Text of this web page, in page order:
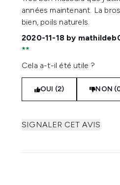
années maintenant. La
bien, poils naturels.
2020-11-18 by
Cela a-t-il été utile ?
OUI (2) NON
SIGNALER CET AVIS